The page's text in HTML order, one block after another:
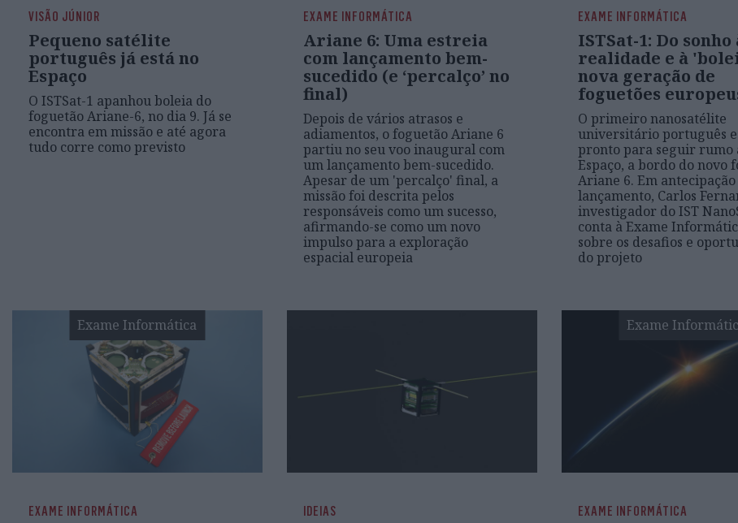
VISÃO JÚNIOR
Pequeno satélite
português já está no
Espaço
O ISTSat-1 apanhou boleia do
foguetão Ariane-6, no dia 9. Já se
encontra em missão e até agora
tudo corre como previsto
EXAME INFORMÁTICA
Ariane 6: Uma estreia
com lançamento bem-
sucedido (e ‘percalço’ no
final)
Depois de vários atrasos e
adiamentos, o foguetão Ariane 6
partiu no seu voo inaugural com
um lançamento bem-sucedido.
Apesar de um 'percalço' final, a
missão foi descrita pelos
responsáveis como um sucesso,
afirmando-se como um novo
impulso para a exploração
espacial europeia
EXAME INFORMÁTICA
ISTSat-1: Do sonho
realidade e à
nova geração de
foguetões
O primeiro nanosatélite
universitário português
pronto para seguir rumo
Espaço, a bordo do novo
Ariane 6. Em antecipação
lançamento, Carlos
investigador do IST
conta à Exame
sobre os desafios e
do projeto
Exame Informática
EXAME INFORMÁTICA IDEIAS
Exame
EXAME INFORMÁTICA